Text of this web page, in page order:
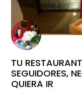
TU
SEGUIDORES,
QUIERA IR